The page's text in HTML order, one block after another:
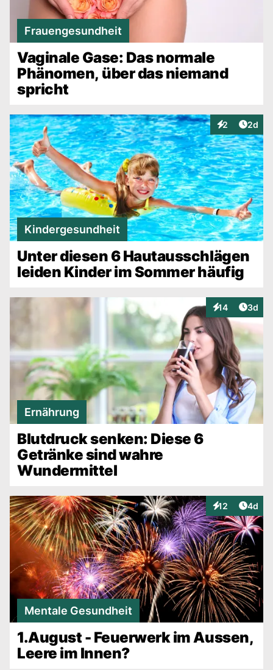
Frauengesundheit
Vaginale Gase: Das normale
Phänomen, über das niemand
spricht
2
Interaktionen
2d
Kindergesundheit
Unter diesen 6 Hautausschlägen
leiden Kinder im Sommer häufig
14
Interaktionen
3d
Ernährung
Blutdruck senken: Diese 6
Getränke sind wahre
Wundermittel
12
Interaktionen
4d
Mentale Gesundheit
1.August - Feuerwerk im Aussen,
Leere im Innen?